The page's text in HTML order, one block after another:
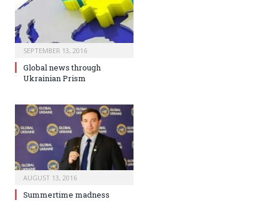
SEPTEMBER 13, 2016
Global news through
Ukrainian Prism
AUGUST 13, 2016
Summertime madness